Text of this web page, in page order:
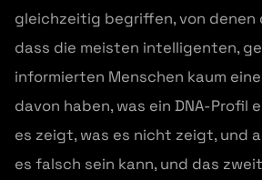
gleichzeitig begriffen, von denen
dass die meisten intelligenten,
informierten Menschen kaum
davon haben, was ein DNA-Profil
es zeigt, was es nicht zeigt, und
es falsch sein kann, und das